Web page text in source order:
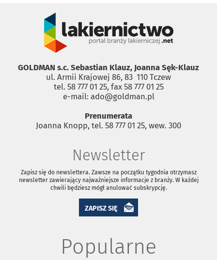
GOLDMAN s.c. Sebastian Klauz, Joanna Sęk-Klauz
ul. Armii Krajowej 86, 83 ­ 110 Tczew
tel. 58 777 01 25, fax 58 777 01 25
e-mail: ado@goldman.pl
Prenumerata
Joanna Knopp, tel. 58 777 01 25, wew. 300
Newsletter
Zapisz się do newslettera. Zawsze na początku tygodnia otrzymasz
newsletter zawierający najważniejsze informacje z branży. W każdej
chwili będziesz mógł anulować subskrypcję.
ZAPISZ SIĘ
Popularne